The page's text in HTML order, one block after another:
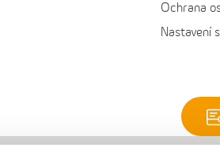
Ochrana
Nastavení